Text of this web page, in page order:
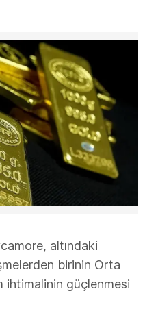
altındaki
birinin Orta
ihtimalinin güçlenmesi